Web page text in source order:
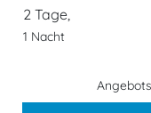
2 Tage,
1 Nacht